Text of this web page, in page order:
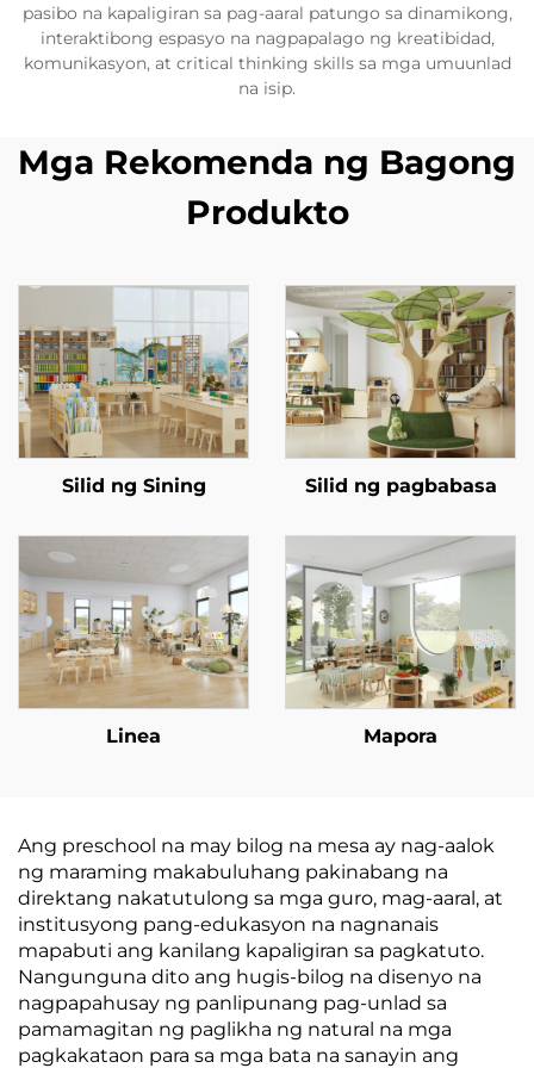
pasibo na kapaligiran sa pag-aaral patungo sa dinamikong,
interaktibong espasyo na nagpapalago ng kreatibidad,
komunikasyon, at critical thinking skills sa mga umuunlad
na isip.
Mga Rekomenda ng Bagong
Produkto
Silid ng Sining Silid ng pagbabasa
Linea Mapora
Ang preschool na may bilog na mesa ay nag-aalok
ng maraming makabuluhang pakinabang na
direktang nakatutulong sa mga guro, mag-aaral, at
institusyong pang-edukasyon na nagnanais
mapabuti ang kanilang kapaligiran sa pagkatuto.
Nangunguna dito ang hugis-bilog na disenyo na
nagpapahusay ng panlipunang pag-unlad sa
pamamagitan ng paglikha ng natural na mga
pagkakataon para sa mga bata na sanayin ang